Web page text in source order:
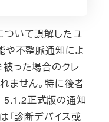
ついて誤解したユ
不整脈通知によ
った場合のクレ
ません。特に後者
5.1.2正式版の通知
「診断デバイス或